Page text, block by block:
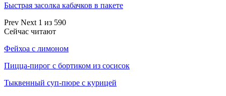
Быстрая засолка кабачков в пакете
Prev Next 1 из 590
Сейчас читают
Фейхоа с лимоном
Пицца-пирог с бортиком из сосисок
Тыквенный суп-пюре с курицей